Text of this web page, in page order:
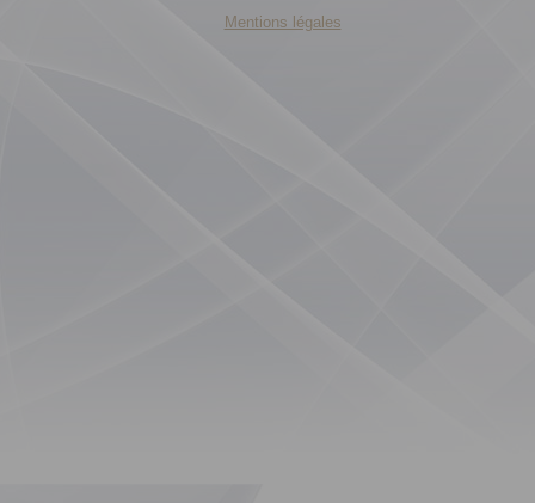
Mentions légales